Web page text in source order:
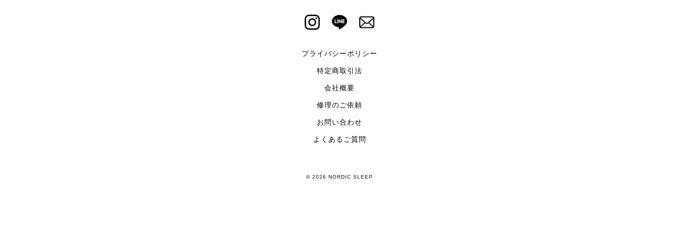
プライバシーポリシー
特定商取引法
会社概要
修理のご依頼
お問い合わせ
よくあるご質問
© 2026 NORDIC SLEEP